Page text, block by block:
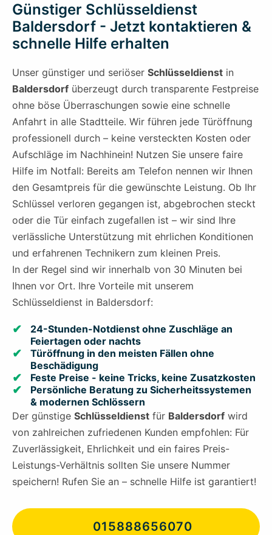
Günstiger Schlüsseldienst
Baldersdorf - Jetzt kontaktieren &
schnelle Hilfe erhalten
Unser günstiger und seriöser Schlüsseldienst in
Baldersdorf überzeugt durch transparente Festpreise
ohne böse Überraschungen sowie eine schnelle
Anfahrt in alle Stadtteile. Wir führen jede Türöffnung
professionell durch – keine versteckten Kosten oder
Aufschläge im Nachhinein! Nutzen Sie unsere faire
Hilfe im Notfall: Bereits am Telefon nennen wir Ihnen
den Gesamtpreis für die gewünschte Leistung. Ob Ihr
Schlüssel verloren gegangen ist, abgebrochen steckt
oder die Tür einfach zugefallen ist – wir sind Ihre
verlässliche Unterstützung mit ehrlichen Konditionen
und erfahrenen Technikern zum kleinen Preis.
In der Regel sind wir innerhalb von 30 Minuten bei
Ihnen vor Ort. Ihre Vorteile mit unserem
Schlüsseldienst in Baldersdorf:
24-Stunden-Notdienst ohne Zuschläge an
Feiertagen oder nachts
Türöffnung in den meisten Fällen ohne
Beschädigung
Feste Preise - keine Tricks, keine Zusatzkosten
Persönliche Beratung zu Sicherheitssystemen
& modernen Schlössern
Der günstige Schlüsseldienst für Baldersdorf wird
von zahlreichen zufriedenen Kunden empfohlen: Für
Zuverlässigkeit, Ehrlichkeit und ein faires Preis-
Leistungs-Verhältnis sollten Sie unsere Nummer
speichern! Rufen Sie an – schnelle Hilfe ist garantiert!
015888656070